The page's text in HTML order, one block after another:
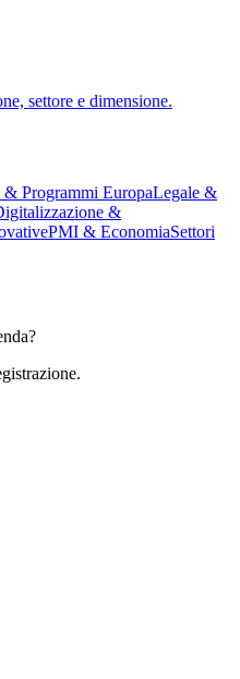
settore e dimensione.
Programmi EuropaLegale &
&
PMI & EconomiaSettori